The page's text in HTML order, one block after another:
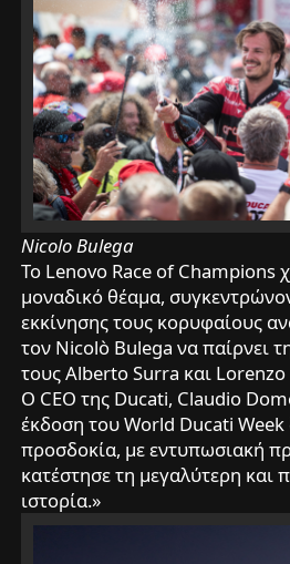
Nicolo Bulega
Το Lenovo Race of Champions
μοναδικό θέαμα,
εκκίνησης τους κορυφαίους
τον Nicolò Bulega να παίρνει
τους Alberto Surra και
Ο CEO της Ducati, Claudio
έκδοση του World Ducati Week
προσδοκία, με εντυπωσιακή
κατέστησε τη μεγαλύτερη και
ιστορία.»